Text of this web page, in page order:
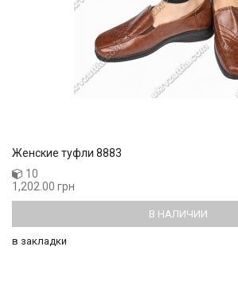
Женские туфли 8883
10
1,202.00 грн
В НАЛИЧИИ
в закладки